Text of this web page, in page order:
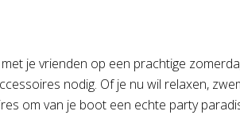
je vrienden op een prachtige
nodig. Of je nu wil relaxen,
om van je boot een echte party